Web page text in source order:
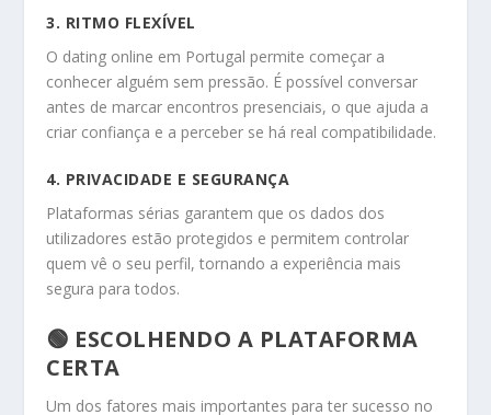
3. RITMO FLEXÍVEL
O dating online em Portugal permite começar a
conhecer alguém sem pressão. É possível conversar
antes de marcar encontros presenciais, o que ajuda a
criar confiança e a perceber se há real compatibilidade.
4. PRIVACIDADE E SEGURANÇA
Plataformas sérias garantem que os dados dos
utilizadores estão protegidos e permitem controlar
quem vê o seu perfil, tornando a experiência mais
segura para todos.
🟢 ESCOLHENDO A PLATAFORMA
CERTA
Um dos fatores mais importantes para ter sucesso no